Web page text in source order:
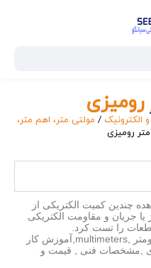
و الکترونیک / مولتی متر، اهم متر،
رومیزی
چندین کمیت الکتریکی از
یا جریان و مقاومت الکتریکی
را تست کرد.
مولتی متر , مولتی متر ،اهم متر ،آوومتر ,multimeters,آموزش کار
,مشخصات فنی , قیمت و